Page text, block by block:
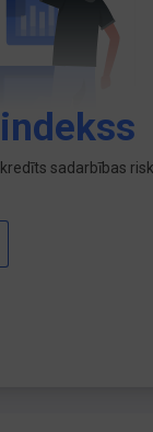
sadarbības